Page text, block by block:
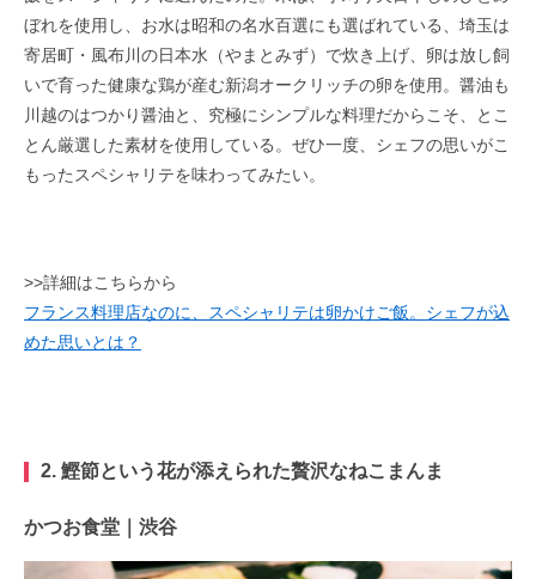
ぼれを使用し、お水は昭和の名水百選にも選ばれている、埼玉は
寄居町・風布川の日本水（やまとみず）で炊き上げ、卵は放し飼
いで育った健康な鶏が産む新潟オークリッチの卵を使用。醤油も
川越のはつかり醤油と、究極にシンプルな料理だからこそ、とこ
とん厳選した素材を使用している。ぜひ一度、シェフの思いがこ
もったスペシャリテを味わってみたい。
>>詳細はこちらから
フランス料理店なのに、スペシャリテは卵かけご飯。シェフが込
めた思いとは？
2. 鰹節という花が添えられた贅沢なねこまんま
かつお食堂｜渋谷